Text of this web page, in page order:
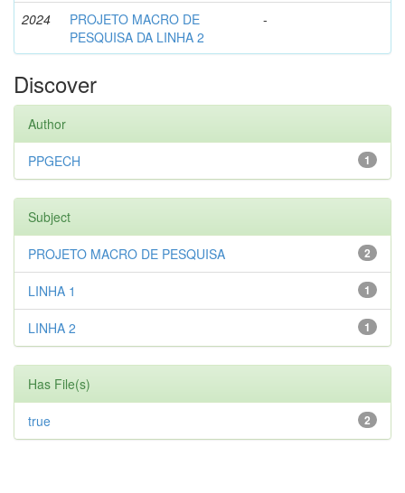
2024
PROJETO MACRO DE
PESQUISA DA LINHA 2
-
Discover
Author
1
PPGECH
Subject
2
PROJETO MACRO DE PESQUISA
1
LINHA 1
1
LINHA 2
Has File(s)
2
true